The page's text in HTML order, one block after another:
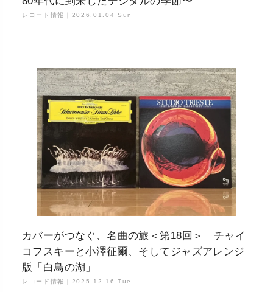
レコード情報｜ 2026.01.04 Sun
カバーがつなぐ、名曲の旅＜第18回＞ チャイ
コフスキーと小澤征爾、そしてジャズアレンジ
版「白鳥の湖」
レコード情報｜ 2025.12.16 Tue